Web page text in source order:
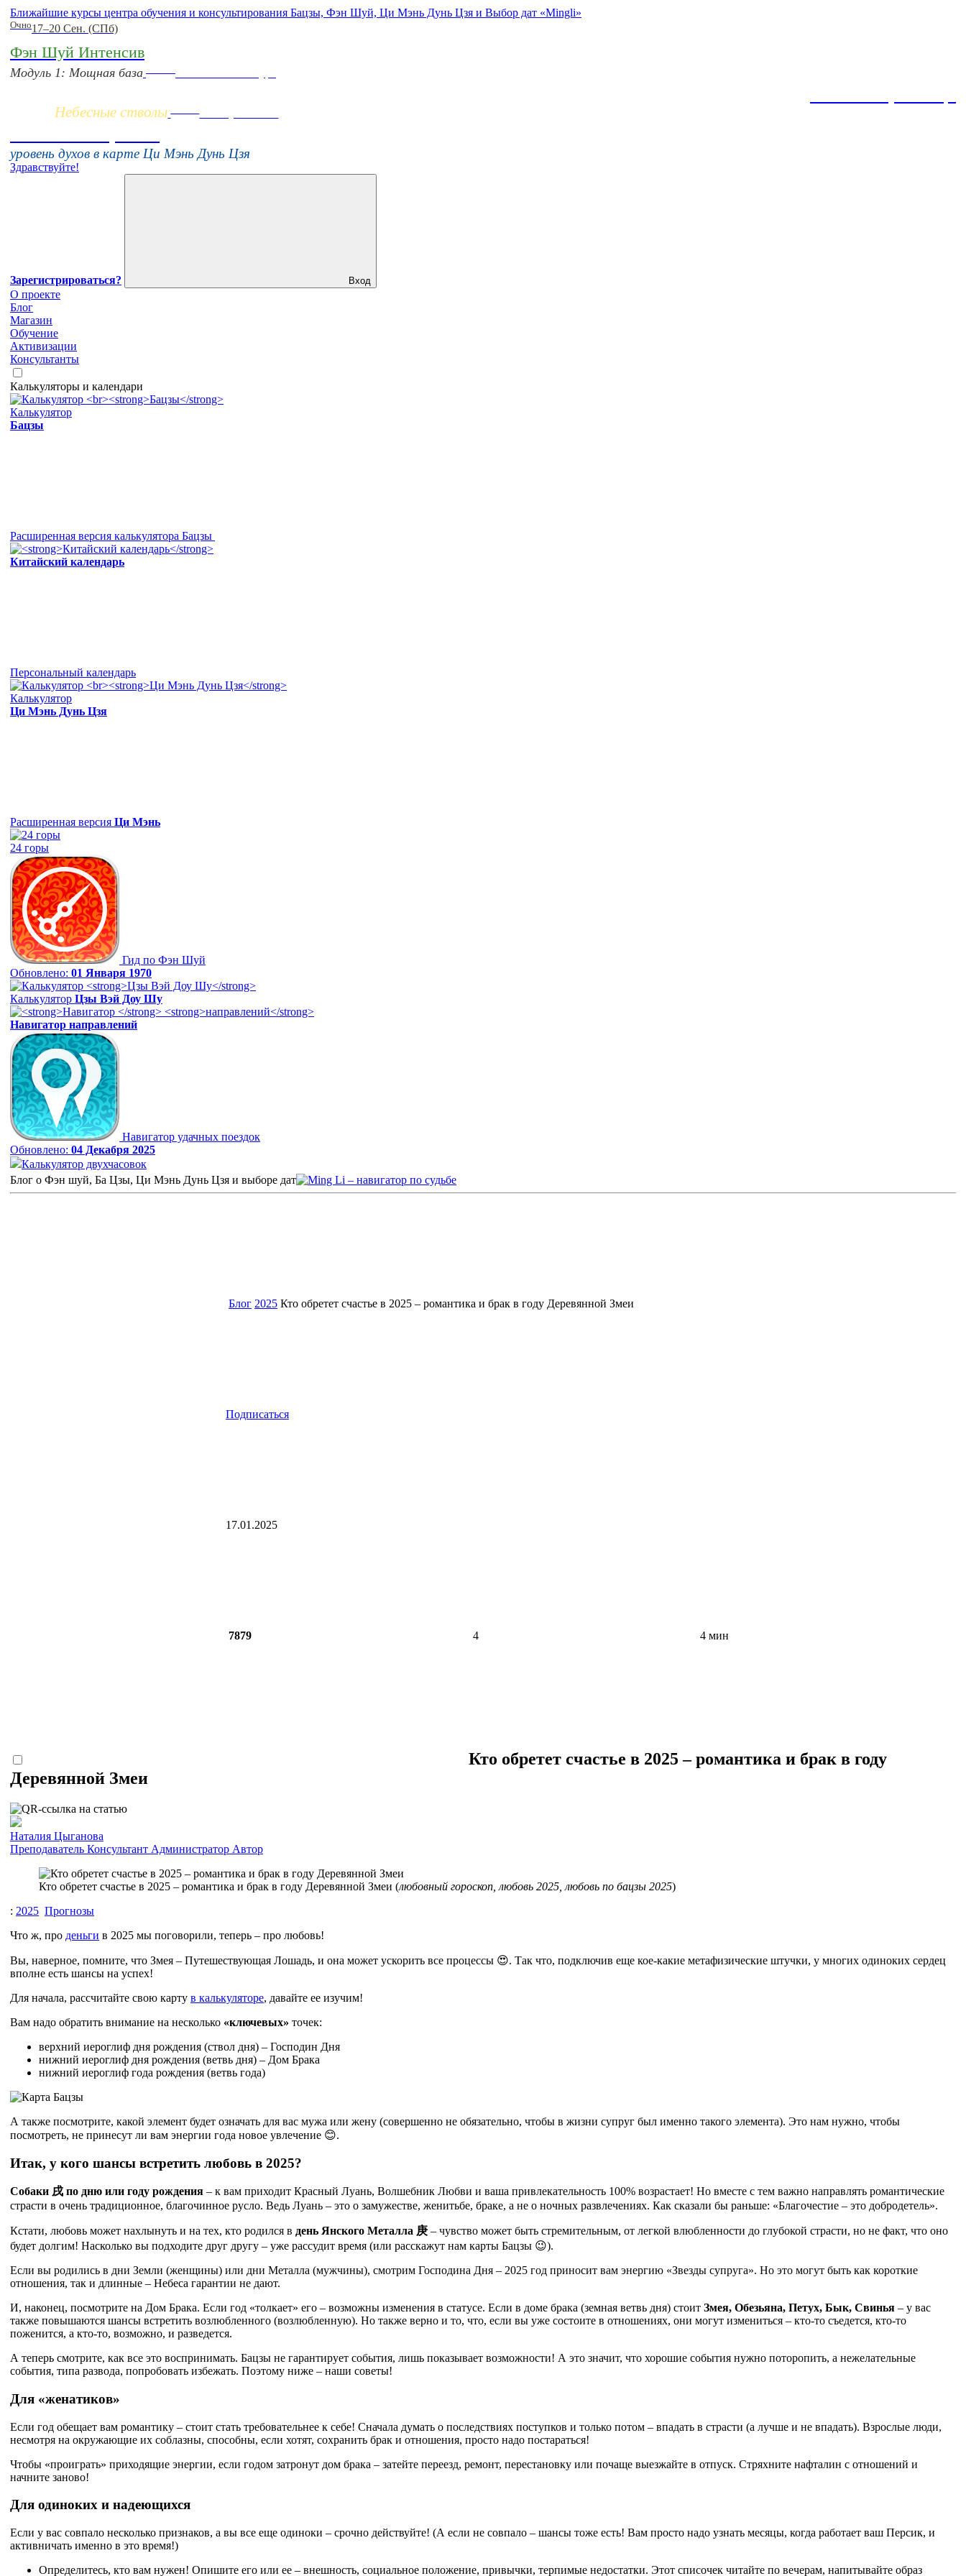
Ближайшие курсы центра обучения и консультирования Бацзы, Фэн Шуй, Ци Мэнь Дунь Цзя и Выбор дат «Mingli»
Очно17–20 Сен. (СПб)
Фэн Шуй Интенсив
Модуль 1: Мощная база
Небесные стволы 16 августа 11:00
уровень духов в карте Ци Мэнь Дунь Цзя
Здравствуйте!
Зарегистрироваться? Вход
О проекте
Блог
Магазин
Обучение
Активизации
Консультанты
Калькуляторы и календари
Калькулятор
Бацзы
Расширенная версия калькулятора Бацзы
Китайский календарь
Персональный календарь
Калькулятор
Ци Мэнь Дунь Цзя
Расширенная версия Ци Мэнь
24 горы
Гид по Фэн Шуй
Обновлено: 01 Января 1970
Калькулятор Цзы Вэй Доу Шу
Навигатор направлений
Навигатор удачных поездок
Обновлено: 04 Декабря 2025
Калькулятор двухчасовок
Блог о Фэн шуй, Ба Цзы, Ци Мэнь Дунь Цзя и выборе дат
Блог 2025 Кто обретет счастье в 2025 – романтика и брак в году Деревянной Змеи
Подписаться
17.01.2025
7879 4 4 мин
Кто обретет счастье в 2025 – романтика и брак в году
Деревянной Змеи
Наталия Цыганова
Преподаватель Консультант Администратор Автор
Кто обретет счастье в 2025 – романтика и брак в году Деревянной Змеи (любовный гороскоп, любовь 2025, любовь по бацзы 2025)
: 2025 Прогнозы
Что ж, про деньги в 2025 мы поговорили, теперь – про любовь!
Вы, наверное, помните, что Змея – Путешествующая Лошадь, и она может ускорить все процессы 😍. Так что, подключив еще кое-какие метафизические штучки, у многих одиноких сердец
вполне есть шансы на успех!
Для начала, рассчитайте свою карту в калькуляторе, давайте ее изучим!
Вам надо обратить внимание на несколько «ключевых» точек:
верхний иероглиф дня рождения (ствол дня) – Господин Дня
нижний иероглиф дня рождения (ветвь дня) – Дом Брака
нижний иероглиф года рождения (ветвь года)
А также посмотрите, какой элемент будет означать для вас мужа или жену (совершенно не обязательно, чтобы в жизни супруг был именно такого элемента). Это нам нужно, чтобы
посмотреть, не принесут ли вам энергии года новое увлечение 😊.
Итак, у кого шансы встретить любовь в 2025?
Собаки 戌 по дню или году рождения – к вам приходит Красный Луань, Волшебник Любви и ваша привлекательность 100% возрастает! Но вместе с тем важно направлять романтические
страсти в очень традиционное, благочинное русло. Ведь Луань – это о замужестве, женитьбе, браке, а не о ночных развлечениях. Как сказали бы раньше: «Благочестие – это добродетель».
Кстати, любовь может нахлынуть и на тех, кто родился в день Янского Металла 庚 – чувство может быть стремительным, от легкой влюбленности до глубокой страсти, но не факт, что оно
будет долгим! Насколько вы подходите друг другу – уже рассудит время (или расскажут нам карты Бацзы 😉).
Если вы родились в дни Земли (женщины) или дни Металла (мужчины), смотрим Господина Дня – 2025 год приносит вам энергию «Звезды супруга». Но это могут быть как короткие
отношения, так и длинные – Небеса гарантии не дают.
И, наконец, посмотрите на Дом Брака. Если год «толкает» его – возможны изменения в статусе. Если в доме брака (земная ветвь дня) стоит Змея, Обезьяна, Петух, Бык, Свинья – у вас
также повышаются шансы встретить возлюбленного (возлюбленную). Но также верно и то, что, если вы уже состоите в отношениях, они могут измениться – кто-то съедется, кто-то
поженится, а кто-то, возможно, и разведется.
А теперь смотрите, как все это воспринимать. Бацзы не гарантирует события, лишь показывает возможности! А это значит, что хорошие события нужно поторопить, а нежелательные
события, типа развода, попробовать избежать. Поэтому ниже – наши советы!
Для «женатиков»
Если год обещает вам романтику – стоит стать требовательнее к себе! Сначала думать о последствиях поступков и только потом – впадать в страсти (а лучше и не впадать). Взрослые люди,
несмотря на окружающие их соблазны, способны, если хотят, сохранить брак и отношения, просто надо постараться!
Чтобы «проиграть» приходящие энергии, если годом затронут дом брака – затейте переезд, ремонт, перестановку или почаще выезжайте в отпуск. Стряхните нафталин с отношений и
начните заново!
Для одиноких и надеющихся
Если у вас совпало несколько признаков, а вы все еще одиноки – срочно действуйте! (А если не совпало – шансы тоже есть! Вам просто надо узнать месяцы, когда работает ваш Персик, и
активничать именно в это время!)
Определитесь, кто вам нужен! Опишите его или ее – внешность, социальное положение, привычки, терпимые недостатки. Этот списочек читайте по вечерам, напитывайте образ